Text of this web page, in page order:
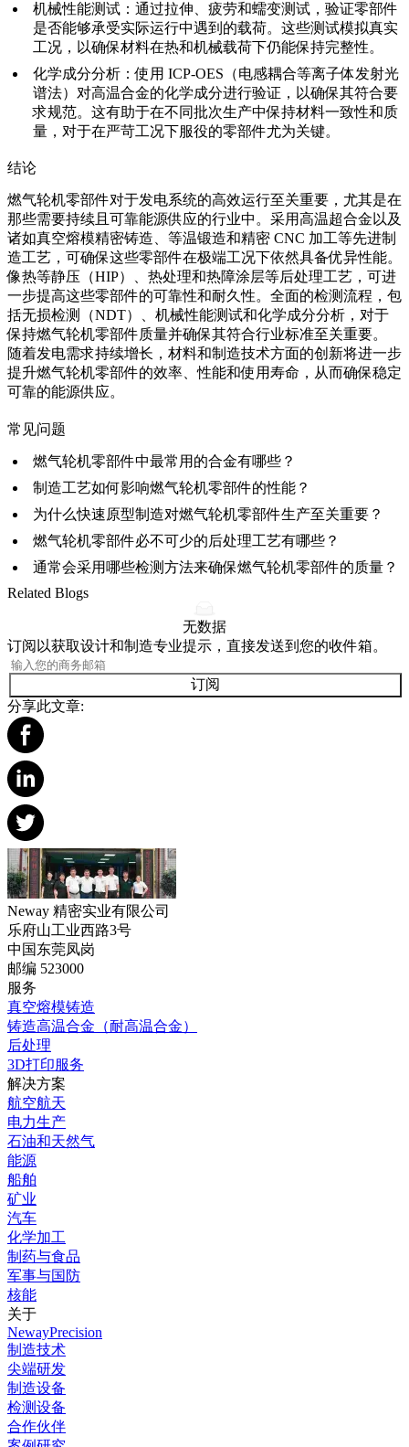
机械性能测试 ：通过拉伸 、疲劳和蠕变测试，验证零部件
是否能够承受实际运行中遇到的载荷。这些测试模拟真实
工况，以确保材料在热和机械载荷下仍能保持完整性。
化学成分分析 ：使用 ICP-OES （电感耦合等离子体发射光
谱法）对高温合金的化学成分进行验证，以确保其符合要
求规范。这有助于在不同批次生产中保持材料一致性和质
量，对于在严苛工况下服役的零部件尤为关键。
结论
燃气轮机零部件对于发电系统的高效运行至关重要，尤其是在
那些需要持续且可靠能源供应的行业中。采用高温超合金 以及
诸如真空熔模精密铸造 等温锻造和精密 CNC 加工等先进制
造工艺，可确保这些零部件在极端工况下依然具备优异性能。
像热等静压（HIP） 热处理和热障涂层等后处理工艺，可进
一步提高这些零部件的可靠性和耐久性。全面的检测流程 ，包
括无损检测（NDT） 机械性能测试和化学成分分析 ，对于
保持燃气轮机零部件质量并确保其符合行业标准至关重要。
随着发电需求持续增长，材料和制造技术方面的创新将进一步
提升燃气轮机零部件的效率、性能和使用寿命，从而确保稳定
可靠的能源供应。
常见问题
燃气轮机零部件中最常用的合金有哪些？
制造工艺如何影响燃气轮机零部件的性能？
为什么快速原型制造对燃气轮机零部件生产至关重要？
燃气轮机零部件必不可少的后处理工艺有哪些？
通常会采用哪些检测方法来确保燃气轮机零部件的质量？
Related Blogs
无数据
订阅以获取设计和制造专业提示，直接发送到您的收件箱。
订阅
分享此文章:
Neway 精密实业有限公司
乐府山工业西路3号
中国东莞凤岗
邮编 523000
服务
真空熔模铸造
铸造高温合金（耐高温合金）
后处理
3D打印服务
解决方案
航空航天
电力生产
石油和天然气
能源
船舶
矿业
汽车
化学加工
制药与食品
军事与国防
核能
关于
NewayPrecision
制造技术
尖端研发
制造设备
检测设备
合作伙伴